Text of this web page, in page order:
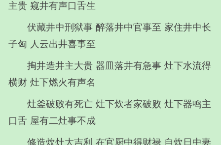
主贵 窥井有声口舌生
伏藏井中刑狱事 醉落井中官事至 家住井中长
子匈 人云出井喜事至
掏井造井主大贵 器皿落井有急事 灶下水流得
横财 灶下燃火有声名
灶釜破败有死亡 灶下炊者家破败 灶下器鸣主
口舌 屋有二灶事不成
修造炊灶大吉利 在官厨中得财禄 自炊日中妻